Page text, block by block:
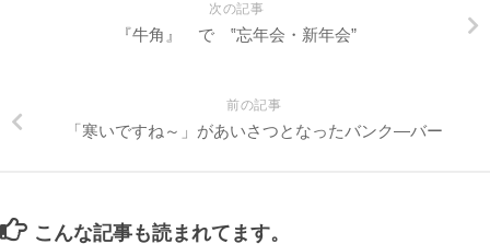
次の記事
『牛角』 で ‟忘年会・新年会”
前の記事
「寒いですね～」があいさつとなったバンク―バー
こんな記事も読まれてます。